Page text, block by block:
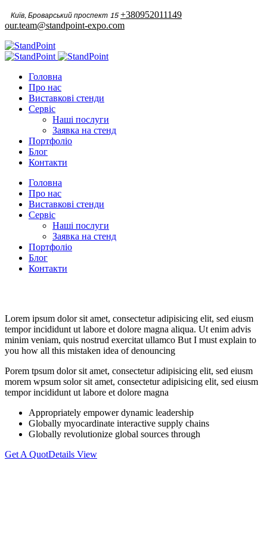
+380952011149
our.team@standpoint-expo.com
Головна
Про нас
Виставкові стенди
Сервіс
Наші послуги
Заявка на стенд
Портфоліо
Блог
Контакти
Головна
Про нас
Виставкові стенди
Сервіс
Наші послуги
Заявка на стенд
Портфоліо
Блог
Контакти
Lorem ipsum dolor sit amet, consectetur adipisicing elit, sed eiusm
tempor incididunt ut labore et dolore magna aliqua. Ut enim advis
minim veniam, quis nostrud exercitat ullamco But I must explain to
you how all this mistaken idea of denouncing
Porem tpsum dolor sit amet, consectetur adipisicing elit, sed eiusm
morem wpsum solor sit amet, consectetur adipisicing elit, sed eiusm
tempor incididunt ut labore et dolore magna
Appropriately empower dynamic leadership
Globally myocardinate interactive supply chains
Globally revolutionize global sources through
Get A QuotDetails View